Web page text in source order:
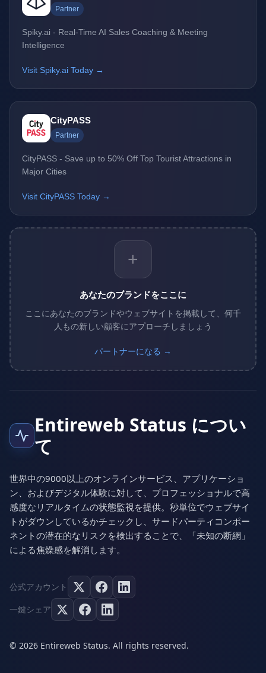
Partner
Spiky.ai - Real-Time AI Sales Coaching & Meeting
Intelligence
Visit Spiky.ai Today →
CityPASS
Partner
CityPASS - Save up to 50% Off Top Tourist Attractions in
Major Cities
Visit CityPASS Today →
+
あなたのブランドをここに
ここにあなたのブランドやウェブサイトを掲載して、何千
人もの新しい顧客にアプローチしましょう
パートナーになる →
Entireweb Status につい
て
世界中の9000以上のオンラインサービス、アプリケーショ
ン、およびデジタル体験に対して、プロフェッショナルで高
感度なリアルタイムの状態監視を提供。秒単位でウェブサイ
トがダウンしているかチェックし、サードパーティコンポー
ネントの潜在的なリスクを検出することで、「未知の断網」
による焦燥感を解消します。
公式アカウント
一鍵シェア
© 2026 Entireweb Status. All rights reserved.